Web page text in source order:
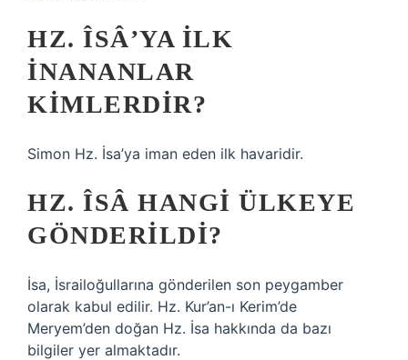
HZ. ÎSÂ’YA ILK
INANANLAR
KIMLERDIR?
Simon Hz. İsa’ya iman eden ilk havaridir.
HZ. ÎSÂ HANGI ÜLKEYE
GÖNDERILDI?
İsa, İsrailoğullarına gönderilen son peygamber
olarak kabul edilir. Hz. Kur’an-ı Kerim’de
Meryem’den doğan Hz. İsa hakkında da bazı
bilgiler yer almaktadır.